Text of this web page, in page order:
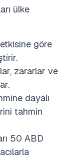
ülke
göre
zararlar ve
dayalı
tahmin
50 ABD